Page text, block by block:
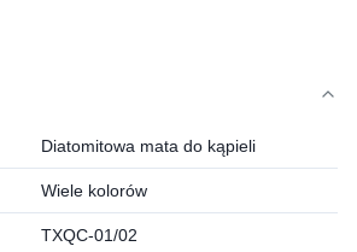
Diatomitowa mata do kąpieli
Wiele kolorów
TXQC-01/02